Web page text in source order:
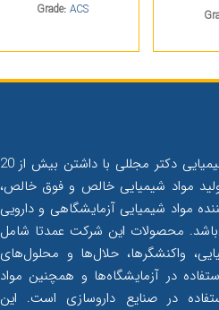
Grade: ACS
مجتمع صنایع شیمیایی دکتر مجللی با داشتن بیش از 20
مواد شیمیایی خالص و فوق خالص،
مواد شیمیایی آزمایشگاهی و دارویی
محصولات این شرکت عمدتا شامل
واکنشگرها، حلال‌‌ها و محلول‌‌های
در آزمایشگاه‌ها و همچنین مواد
در صنایع داروسازی است. این